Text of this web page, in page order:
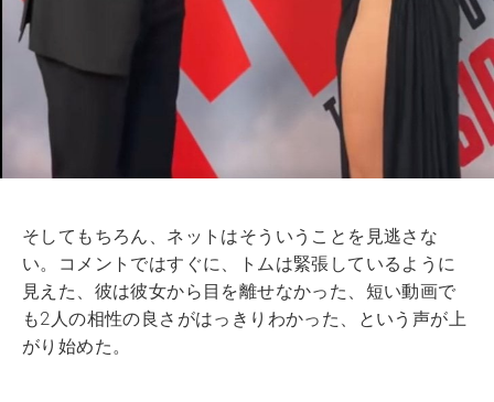
そしてもちろん、ネットはそういうことを見逃さな
い。コメントではすぐに、トムは緊張しているように
見えた、彼は彼女から目を離せなかった、短い動画で
も2人の相性の良さがはっきりわかった、という声が上
がり始めた。